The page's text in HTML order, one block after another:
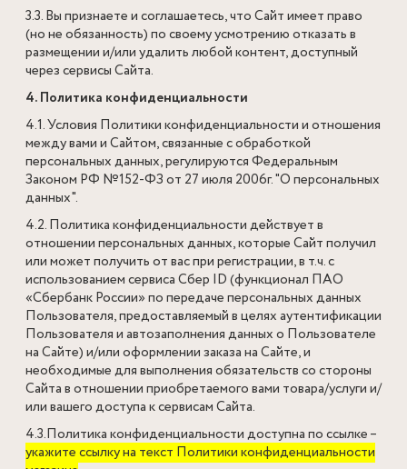
3.3. Вы признаете и соглашаетесь, что Сайт имеет право
(но не обязанность) по своему усмотрению отказать в
размещении и/или удалить любой контент, доступный
через сервисы Сайта.
4. Политика конфиденциальности
4.1. Условия Политики конфиденциальности и отношения
между вами и Сайтом, связанные с обработкой
персональных данных, регулируются Федеральным
Законом РФ №152-ФЗ от 27 июля 2006г. "О персональных
данных".
4.2. Политика конфиденциальности действует в
отношении персональных данных, которые Сайт получил
или может получить от вас при регистрации, в т.ч.с
использованием сервиса Сбер ID (функционал ПАО
«Сбербанк России» по передаче персональных данных
Пользователя, предоставляемый в целях аутентификации
Пользователя и автозаполнения данных о Пользователе
на Сайте)и/или оформлении заказа на Сайте, и
необходимые для выполнения обязательств со стороны
Сайта в отношении приобретаемого вами товара/услуги и/
или вашего доступа к сервисам Сайта.
4.3.Политика конфиденциальности доступна по ссылке –
укажите ссылку на текст Политики конфиденциальности